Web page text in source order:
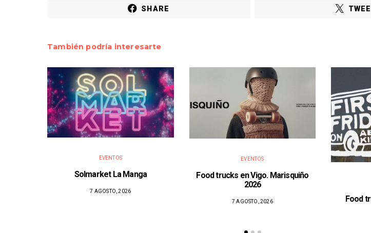
SHARE
También podría interesarte
EVENTOS
Solmarket La Manga
7 AGOSTO, 2026
EVENTOS
Food trucks en Vigo. Marisquiño
2026
7 AGOSTO, 2026 Food